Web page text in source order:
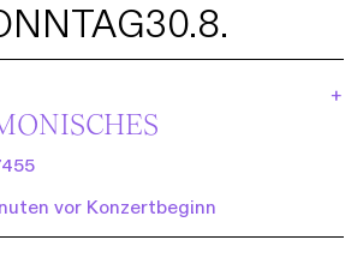
30.8.
vor Konzertbeginn
+